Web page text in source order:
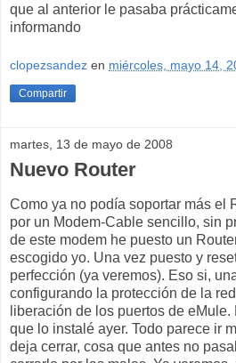
que al anterior le pasaba
informando
clopezsandez en miércoles, mayo 14,
Compartir
martes, 13 de mayo de 2008
Nuevo Router
Como ya no podía soportar más el
por un Modem-Cable sencillo, sin
de este modem he puesto un
escogido yo. Una vez puesto y
perfección (ya veremos). Eso si,
configurando la protección de la
liberación de los puertos de
que lo instalé ayer. Todo parece ir
deja cerrar, cosa que antes no